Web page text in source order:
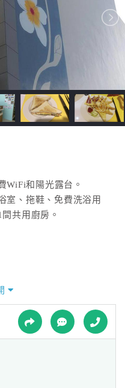
WiFi和陽光露台。
室、拖鞋、免費洗浴用
共用廚房。